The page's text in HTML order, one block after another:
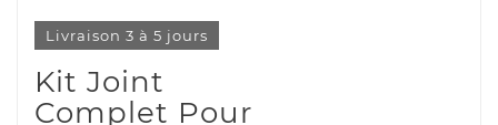
Livraison 3 à 5 jours
Kit Joint
Complet Pour